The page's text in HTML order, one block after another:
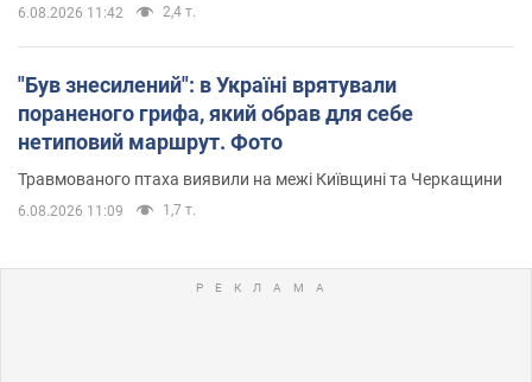
6.08.2026 11:42 2,4 т.
"Був знесилений": в Україні врятували
пораненого грифа, який обрав для себе
нетиповий маршрут. Фото
Травмованого птаха виявили на межі Київщині та Черкащини
6.08.2026 11:09 1,7 т.